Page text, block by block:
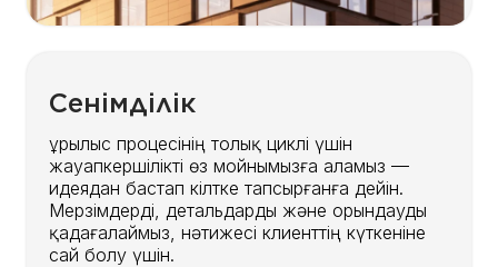
Сенімділік
Құрылыс процесінің толық циклі үшін
жауапкершілікті өз мойнымызға аламыз —
идеядан бастап кілтке тапсырғанға дейін.
Мерзімдерді, детальдарды және орындауды
қадағалаймыз, нәтижесі клиенттің күткеніне
сай болу үшін.